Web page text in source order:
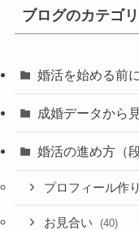
ブログのカテゴ
婚活を始める前に
成婚データから
婚活の進め方（
プロフィール作り
お見合い (40)